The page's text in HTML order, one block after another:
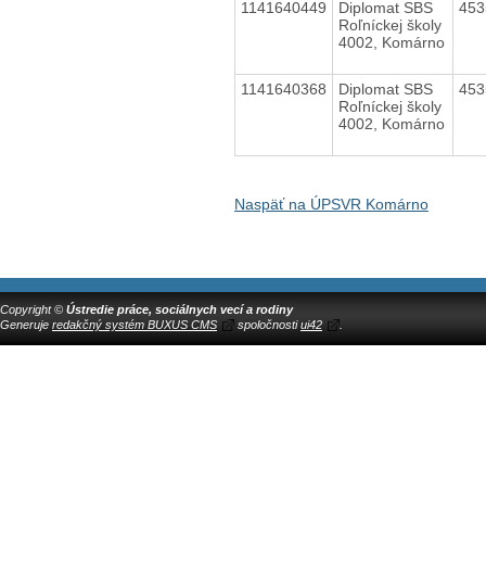
1141640449
Diplomat SBS
Roľníckej školy
4002, Komárno
1141640368
Diplomat SBS
Roľníckej školy
4002, Komárno
Naspäť na ÚPSVR Komárno
Copyright © Ústredie práce, sociálnych vecí a rodiny
Generuje redakčný systém BUXUS CMS spoločnostiui42